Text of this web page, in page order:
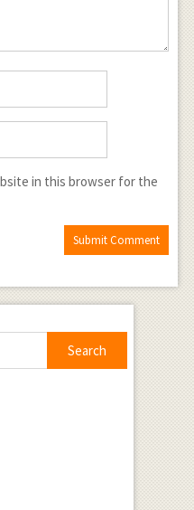
in this browser for the